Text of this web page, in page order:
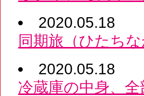
2020.05.18
同期旅（ひたちな
2020.05.18
冷蔵庫の中身、